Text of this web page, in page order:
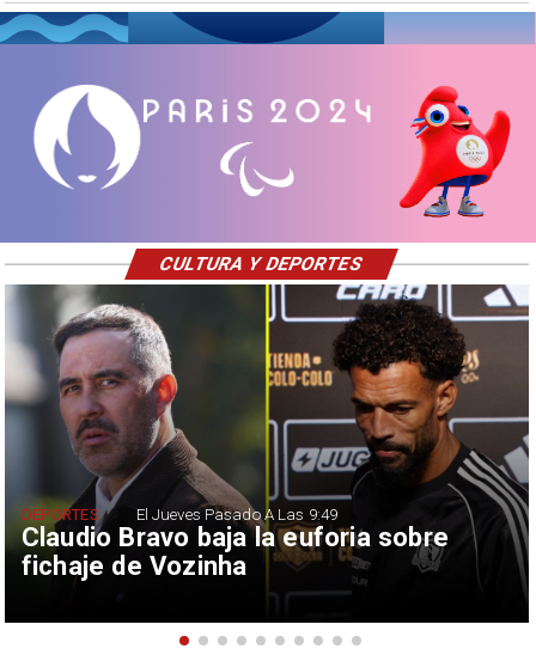
Claudio Bravo baja la euforia sobre
fichaje de Vozinha
DEPORTES El Jueves Pasado A Las 9:49
CULTURA Y DEPORTES